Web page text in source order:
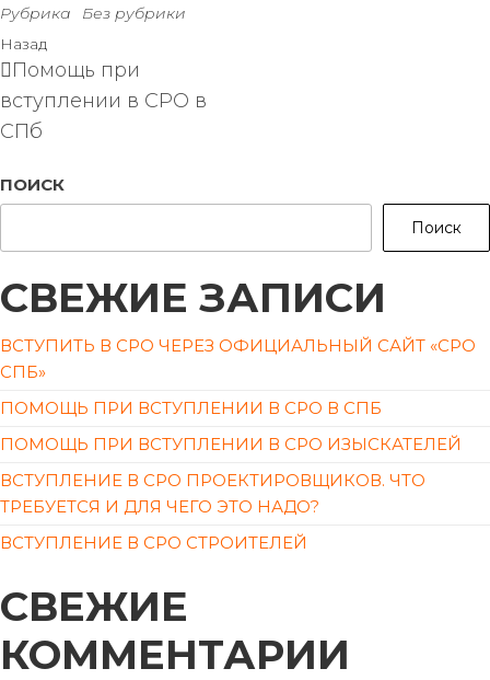
Рубрика Без рубрики
Назад
Помощь при
вступлении в СРО в
СПб
ПОИСК
Поиск
СВЕЖИЕ ЗАПИСИ
ВСТУПИТЬ В СРО ЧЕРЕЗ ОФИЦИАЛЬНЫЙ САЙТ «СРО
СПБ»
ПОМОЩЬ ПРИ ВСТУПЛЕНИИ В СРО В СПБ
ПОМОЩЬ ПРИ ВСТУПЛЕНИИ В СРО ИЗЫСКАТЕЛЕЙ
ВСТУПЛЕНИЕ В СРО ПРОЕКТИРОВЩИКОВ. ЧТО
ТРЕБУЕТСЯ И ДЛЯ ЧЕГО ЭТО НАДО?
ВСТУПЛЕНИЕ В СРО СТРОИТЕЛЕЙ
СВЕЖИЕ
КОММЕНТАРИИ